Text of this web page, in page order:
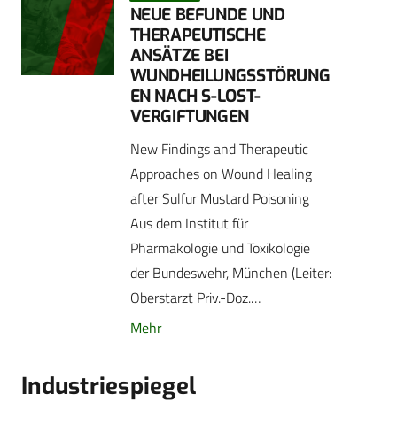
NEUE BEFUNDE UND
THERAPEUTISCHE
ANSÄTZE BEI
WUNDHEILUNGSSTÖRUNG
EN NACH S-LOST-
VERGIFTUNGEN
New Findings and Therapeutic
Approaches on Wound Healing
after Sulfur Mustard Poisoning
Aus dem Institut für
Pharmakologie und Toxikologie
der Bundeswehr, München (Leiter:
Oberstarzt Priv.-Doz.…
Mehr
Industriespiegel